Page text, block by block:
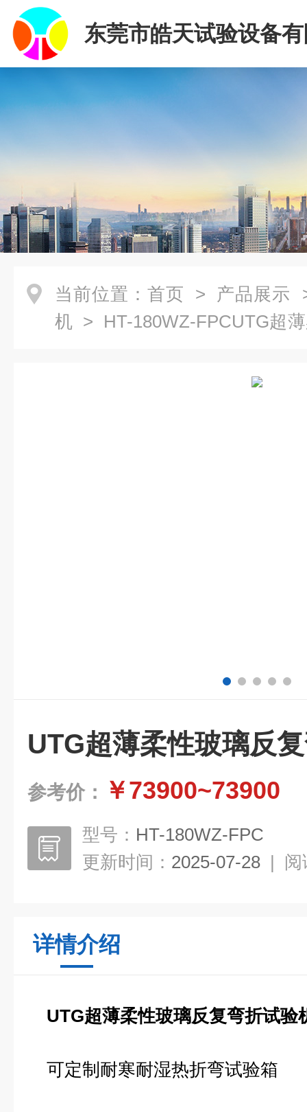
东莞市皓天试验设备
当前位置： 首页 > 产品展示
机 > HT-180WZ-FPCUTG超
UTG超薄柔性玻璃反
参考价： ￥73900~73900
型号： HT-180WZ-FPC
更新时间： 2025-07-28 | 阅
详情介绍
UTG超薄柔性玻璃反复弯折试验
可定制耐寒耐湿热折弯试验箱